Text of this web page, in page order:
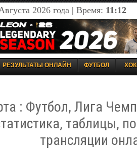
2026 года | Время: 11:12
РЕЗУЛЬТАТЫ ОНЛАЙН ФУТБОЛ
: Футбол, Лига
таблицы,
трансляции